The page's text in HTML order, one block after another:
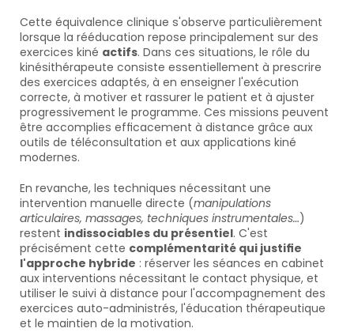
Cette équivalence clinique s'observe particulièrement
lorsque la rééducation repose principalement sur des
exercices kiné actifs. Dans ces situations, le rôle du
kinésithérapeute consiste essentiellement à prescrire
des exercices adaptés, à en enseigner l'exécution
correcte, à motiver et rassurer le patient et à ajuster
progressivement le programme. Ces missions peuvent
être accomplies efficacement à distance grâce aux
outils de téléconsultation et aux applications kiné
modernes.
En revanche, les techniques nécessitant une
intervention manuelle directe (manipulations
articulaires, massages, techniques instrumentales…)
restent indissociables du présentiel. C'est
précisément cette complémentarité qui justifie
l'approche hybride : réserver les séances en cabinet
aux interventions nécessitant le contact physique, et
utiliser le suivi à distance pour l'accompagnement des
exercices auto-administrés, l'éducation thérapeutique
et le maintien de la motivation.